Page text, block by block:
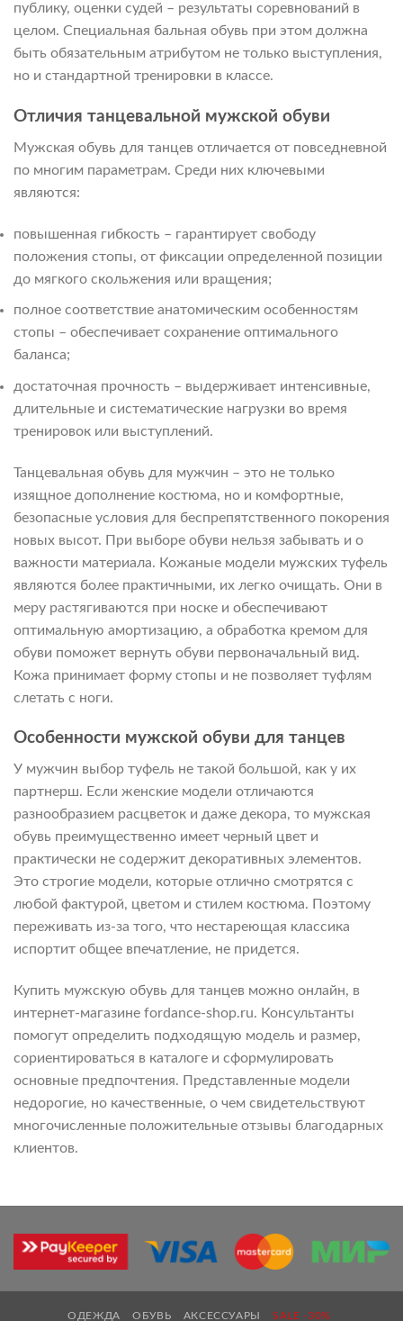
публику, оценки судей – результаты соревнований в
целом. Специальная бальная обувь при этом должна
быть обязательным атрибутом не только выступления,
но и стандартной тренировки в классе.
Отличия танцевальной мужской обуви
Мужская обувь для танцев отличается от повседневной
по многим параметрам. Среди них ключевыми
являются:
повышенная гибкость – гарантирует свободу
положения стопы, от фиксации определенной позиции
до мягкого скольжения или вращения;
полное соответствие анатомическим особенностям
стопы – обеспечивает сохранение оптимального
баланса;
достаточная прочность – выдерживает интенсивные,
длительные и систематические нагрузки во время
тренировок или выступлений.
Танцевальная обувь для мужчин – это не только
изящное дополнение костюма, но и комфортные,
безопасные условия для беспрепятственного покорения
новых высот. При выборе обуви нельзя забывать и о
важности материала. Кожаные модели мужских туфель
являются более практичными, их легко очищать. Они в
меру растягиваются при носке и обеспечивают
оптимальную амортизацию, а обработка кремом для
обуви поможет вернуть обуви первоначальный вид.
Кожа принимает форму стопы и не позволяет туфлям
слетать с ноги.
Особенности мужской обуви для танцев
У мужчин выбор туфель не такой большой, как у их
партнерш. Если женские модели отличаются
разнообразием расцветок и даже декора, то мужская
обувь преимущественно имеет черный цвет и
практически не содержит декоративных элементов.
Это строгие модели, которые отлично смотрятся с
любой фактурой, цветом и стилем костюма. Поэтому
переживать из-за того, что нестареющая классика
испортит общее впечатление, не придется.
Купить мужскую обувь для танцев можно онлайн, в
интернет-магазине fordance-shop.ru. Консультанты
помогут определить подходящую модель и размер,
сориентироваться в каталоге и сформулировать
основные предпочтения. Представленные модели
недорогие, но качественные, о чем свидетельствуют
многочисленные положительные отзывы благодарных
клиентов.
ОДЕЖДА ОБУВЬ АКСЕССУАРЫ SALE -30%